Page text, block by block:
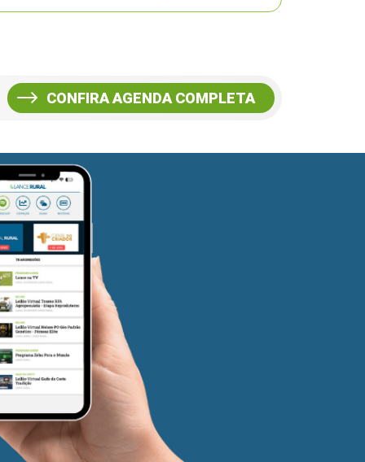
CONFIRA AGENDA COMPLETA